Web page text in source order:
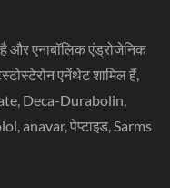
है और एनाबॉलिक एंड्रोजेनिक
एनेंथेट शामिल हैं,
Deca-Durabolin,
anavar, पेप्टाइड, Sarms